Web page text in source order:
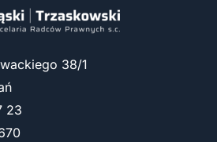
38/1
23